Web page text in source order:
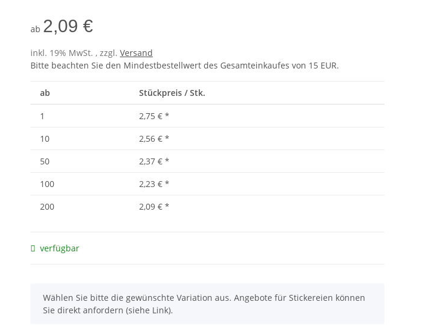
ab 2,09 €
inkl. 19% MwSt. , zzgl. Versand
Bitte beachten Sie den Mindestbestellwert des Gesamteinkaufes von 15 EUR.
ab Stückpreis / Stk.
1 2,75 € *
10
2,56 € *
50
2,37 € *
100
2,23 € *
200
2,09 € *
verfügbar
x
Wählen Sie bitte die gewünschte Variation aus. Angebote für Stickereien können
Sie direkt anfordern (siehe Link).